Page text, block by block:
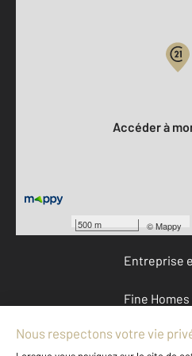
500 m ©Mappy
Accéder à
Devenir
Entreprise
Fine
À propos